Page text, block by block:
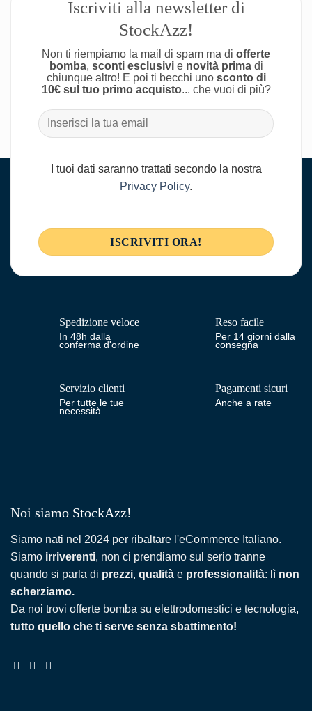
Iscriviti alla newsletter di
StockAzz!
Non ti riempiamo la mail di spam ma di offerte
bomba, sconti esclusivie novità primadi
chiunque altro! E poi ti becchi uno sconto di
10€ sul tuo primo acquisto... che vuoi di più?
I tuoi dati saranno trattati secondo la nostra
Privacy Policy.
Spedizione veloce
In 48h dalla
conferma d'ordine
Reso facile
Per 14 giorni dalla
consegna
Servizio clienti
Per tutte le tue
necessità
Pagamenti sicuri
Anche a rate
Noi siamo StockAzz!
Siamo nati nel 2024 per ribaltare l'eCommerce Italiano.
Siamo irriverenti, non ci prendiamo sul serio tranne
quando si parla di prezzi, qualità e professionalità: lì non
scherziamo.
Da noi trovi offerte bomba su elettrodomestici e tecnologia,
tutto quello che ti serve senza sbattimento!